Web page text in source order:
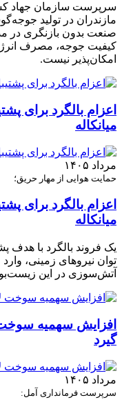
سرپرست سازمان جهاد
مازندران در تولید
صنعت بدون بازنگری در
کیفیت جوجه، مصرف انرژی
امکان‌پذیر نیست.
اعزام بالگرد برای
میانکاله
مرداد ۱۴۰۵
حمایت هوایی از مهار حریق؛
اعزام بالگرد برای
میانکاله
یک فروند بالگرد با هدف
توان نیروهای زمینی،
آتش‌سوزی در این
افزایش سهمیه سوخت
گیرد
مرداد ۱۴۰۵
سرپرست فرمانداری آمل: